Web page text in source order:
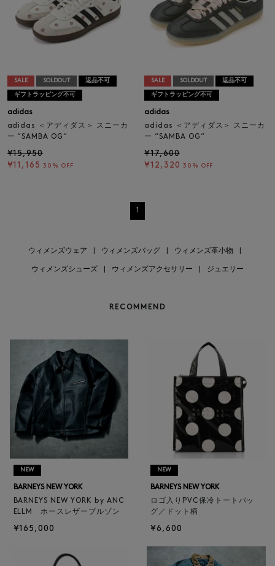
SALE SOLDOUT 返品不可
ギフトラッピング不可
adidas
adidas ＜アディダス＞ スニーカ
ー “SAMBA OG“
¥15,950
¥11,165 30% OFF
SALE SOLDOUT 返品不可
ギフトラッピング不可
adidas
adidas ＜アディダス＞ スニーカ
ー “SAMBA OG“
¥17,600
¥12,320 30% OFF
1
ウィメンズウェア ウィメンズバッグ ウィメンズ革小物
ウィメンズシューズ ウィメンズアクセサリー ジュエリー
RECOMMEND
NEW
BARNEYS NEW YORK
BARNEYS NEW YORK by ANC
ELLM ホースレザーブルゾン
¥165,000
NEW
BARNEYS NEW YORK
ロゴ入りPVC保冷トートバッ
グ／ドット柄
¥6,600